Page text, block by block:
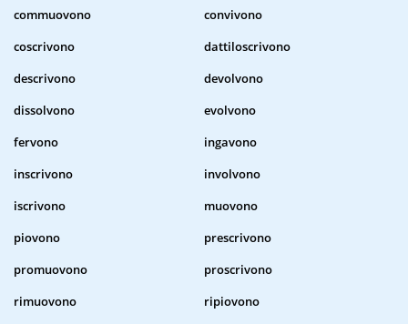
commuovono
convivono
coscrivono
dattiloscrivono
descrivono
devolvono
dissolvono
evolvono
fervono
ingavono
inscrivono
involvono
iscrivono
muovono
piovono
prescrivono
promuovono
proscrivono
rimuovono
ripiovono